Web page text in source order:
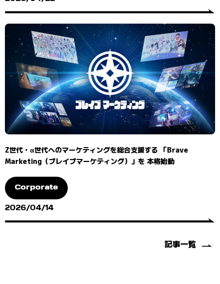
Z世代・α世代へのマーケティングを総合支援する 「Brave
Marketing（ブレイブマーケティング）」を 本格始動
Corporate
2026/04/14
記事一覧